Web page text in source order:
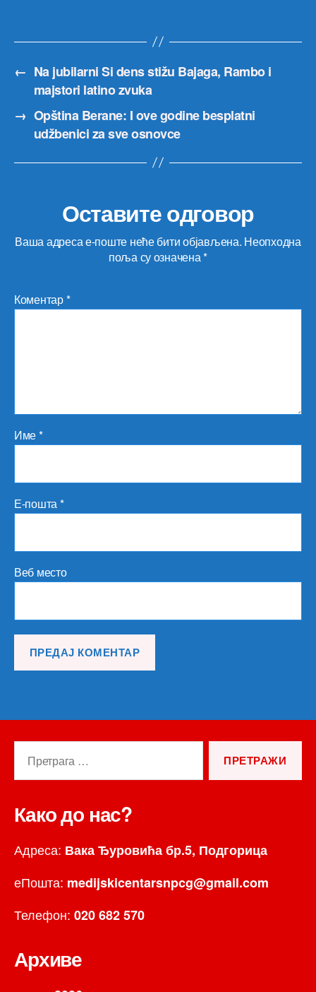
← Na jubilarni Si dens stižu Bajaga, Rambo i
majstori latino zvuka
→ Opština Berane: I ove godine besplatni
udžbenici za sve osnovce
Оставите одговор
Ваша адреса е-поште неће бити објављена. Неопходна
поља су означена*
Коментар*
Име*
Е-пошта *
Веб место
Како до нас?
Адреса: Вака Ђуровића бр.5, Подгорица
еПошта: medijskicentarsnpcg@gmail.com
Телефон: 020 682 570
Архиве